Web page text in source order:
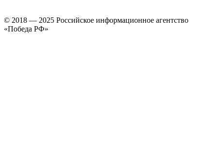
© 2018 — 2025 Российское информационное агентство
«Победа РФ»